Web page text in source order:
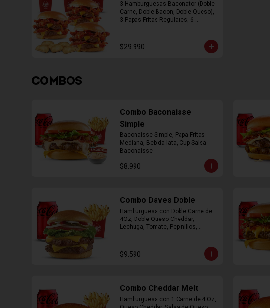
3 Hamburguesas Baconator (Doble
Carne, Doble Bacon, Doble Queso),
3 Papas Fritas Regulares, 6
$29.990
COMBOS
Combo Baconaisse
Simple
Baconaisse Simple, Papa Fritas
Mediana, Bebida lata, Cup Salsa
Baconaisse
$8.990
Combo Daves Doble
Hamburguesa con Doble Carne de
4Oz, Doble Queso Cheddar,
Lechuga, Tomate, Pepinillos,
$9.590
Combo Cheddar Melt
Hamburguesa con 1 Carne de 4 Oz,